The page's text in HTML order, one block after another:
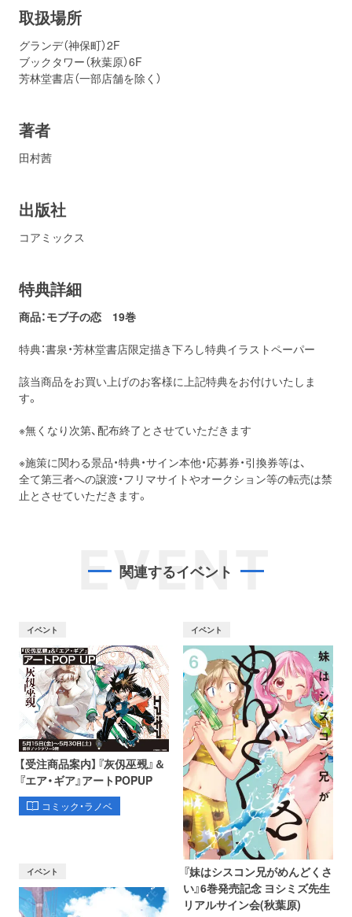
取扱場所
グランデ（神保町）2F
ブックタワー（秋葉原）6F
芳林堂書店（一部店舗を除く）
著者
田村茜
出版社
コアミックス
特典詳細
商品：モブ子の恋 19巻
特典：書泉・芳林堂書店限定描き下ろし特典イラストペーパー
該当商品をお買い上げのお客様に上記特典をお付けいたしま
す。
※無くなり次第、配布終了とさせていただきます
※施策に関わる景品・特典・サイン本他・応募券・引換券等は、
全て第三者への譲渡・フリマサイトやオークション等の転売は禁
止とさせていただきます。
EVENT
関連するイベント
イベント
【受注商品案内】『灰仭巫覡』＆
『エア・ギア』アートPOPUP
コミック・ラノベ
イベント
『妹はシスコン兄がめんどくさ
い』6巻発売記念 ヨシミズ先生
リアルサイン会(秋葉原)
イベント